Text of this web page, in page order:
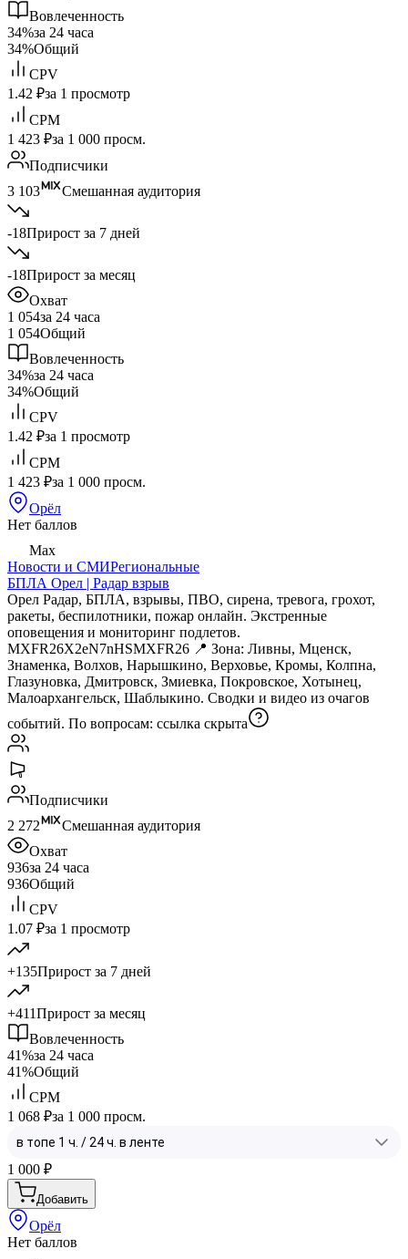
Вовлеченность
34%за 24 часа
34%Общий
CPV
1.42 ₽за 1 просмотр
CPM
1 423 ₽за 1 000 просм.
Подписчики
3 103
Смешанная аудитория
-18Прирост за 7 дней
-18Прирост за месяц
Охват
1 054за 24 часа
1 054Общий
Вовлеченность
34%за 24 часа
34%Общий
CPV
1.42 ₽за 1 просмотр
CPM
1 423 ₽за 1 000 просм.
Орёл
Нет баллов
Max
Новости и СМИРегиональные
БПЛА Орел | Радар взрыв
Орел Радар, БПЛА, взрывы, ПВО, сирена, тревога, грохот,
ракеты, беспилотники, пожар онлайн. Экстренные
оповещения и мониторинг подлетов.
MXFR26X2eN7nHSMXFR26 📍 Зона: Ливны, Мценск,
Знаменка, Boлхов, Нарышкино, Верховье, Кромы, Колпна,
Глазуновка, Дмитровск, Змиевка, Покровское, Хотынец,
Малоархангельск, Шаблыкино. Сводки и видео из очагов
событий. По вопросам: ссылка скрыта
Подписчики
2 272
Смешанная аудитория
Охват
936за 24 часа
936Общий
CPV
1.07 ₽за 1 просмотр
+135Прирост за 7 дней
+411Прирост за месяц
Вовлеченность
41%за 24 часа
41%Общий
CPM
1 068 ₽за 1 000 просм.
1 000 ₽
Добавить
Орёл
Нет баллов